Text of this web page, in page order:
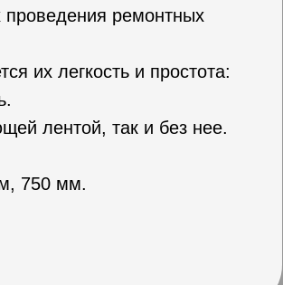
проведения ремонтных
их легкость и простота:
лентой, так и без нее.
750 мм.